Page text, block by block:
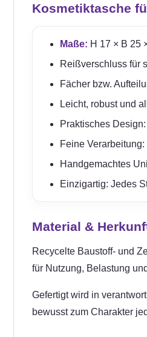
Kosmetiktasche
Maße: H 17 × B 25
Reißverschluss für
Fächer bzw.
Leicht, robust und
Praktisches
Feine
Handgemachtes
Einzigartig: Jedes
Material &
Recycelte Baustoff- und
für Nutzung, Belastung
Gefertigt wird in
bewusst zum Charakter